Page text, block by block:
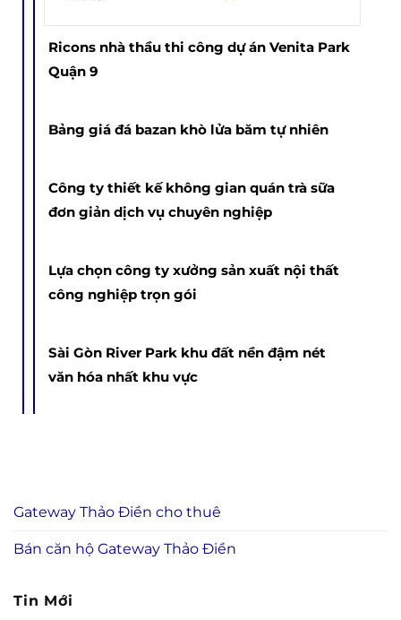
Ricons nhà thầu thi công dự án Venita Park
Quận 9
Bảng giá đá bazan khò lửa băm tự nhiên
Công ty thiết kế không gian quán trà sữa
đơn giản dịch vụ chuyên nghiệp
Lựa chọn công ty xưởng sản xuất nội thất
công nghiệp trọn gói
Sài Gòn River Park khu đất nền đậm nét
văn hóa nhất khu vực
Gateway Thảo Điền cho thuê
Bán căn hộ Gateway Thảo Điền
Tin Mới